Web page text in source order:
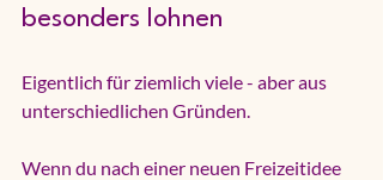
besonders lohnen
Eigentlich für ziemlich viele - aber aus
unterschiedlichen Gründen.
Wenn du nach einer neuen Freizeitidee